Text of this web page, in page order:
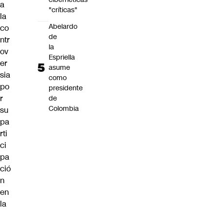
a
la
co
ntr
ov
er
sia
po
r
su
pa
rti
ci
pa
ció
n
en
la
"críticas"
Abelardo
de
la
Espriella
asume
como
presidente
de
Colombia